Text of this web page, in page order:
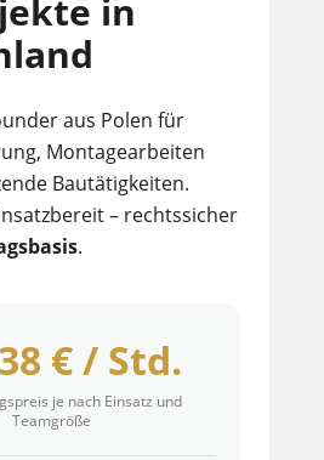
in
aus Polen für
Montagearbeiten
Bautätigkeiten.
– rechtssicher
.
€ / Std.
je nach Einsatz und
Teamgröße